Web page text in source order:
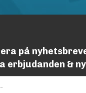
på
erbjudanden &